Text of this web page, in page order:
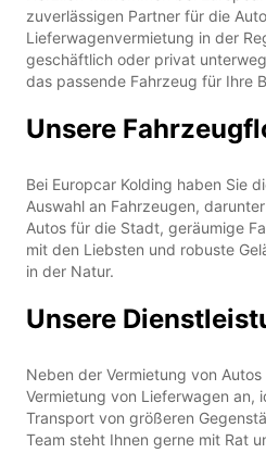
zuverlässigen Partner für die
Lieferwagenvermietung in der
geschäftlich oder privat
das passende Fahrzeug für Ihre
Unsere
Bei Europcar Kolding haben Sie
Auswahl an Fahrzeugen,
Autos für die Stadt, geräumige
mit den Liebsten und robuste
in der Natur.
Unsere
Neben der Vermietung von
Vermietung von Lieferwagen an,
Transport von größeren
Team steht Ihnen gerne mit Rat